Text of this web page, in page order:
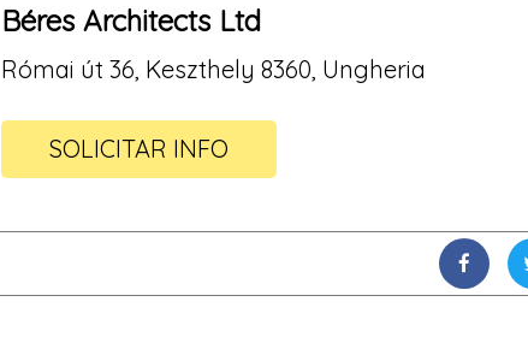
Béres Architects Ltd
Római út 36, Keszthely 8360, Ungheria
SOLICITAR INFO